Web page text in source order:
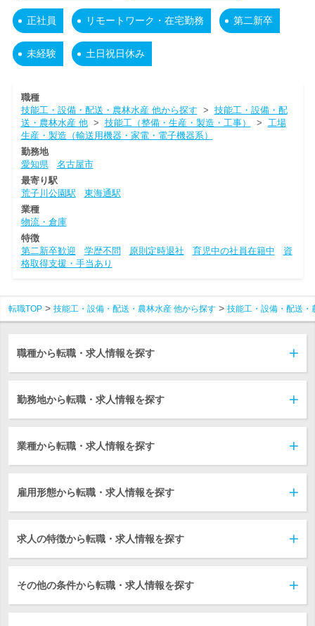
正社員 リモートワーク・在宅勤務 第二新卒
未経験 土日祝日休み
職種
技能工・設備・配送・農林水産 他から探す > 技能工・設備・配
送・農林水産 他> 技能工（整備・生産・製造・工事） > 工場
生産・製造（輸送用機器・家電・電子機器系）
勤務地
愛知県
名古屋市
最寄り駅
荒子川公園駅
東海通駅
業種
物流・倉庫
特徴
第二新卒歓迎
学歴不問 原則定時退社 育児中の社員在籍中
資
格取得支援・手当あり
転職TOP 技能工・設備・配送・農林水産 他から探す 技能工・設備・配送・
職種から転職・求人情報を探す
勤務地から転職・求人情報を探す
業種から転職・求人情報を探す
雇用形態から転職・求人情報を探す
求人の特徴から転職・求人情報を探す
その他の条件から転職・求人情報を探す